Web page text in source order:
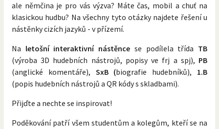
ale němčina je pro vás výzva? Máte čas, mobil a chuť na
klasickou hudbu? Na všechny tyto otázky najdete řešení u
nástěnky cizích jazyků - v přízemí.
Na letošní interaktivní nástěnce se podílela třída TB
(výroba 3D hudebních nástrojů, popisy ve frj a spj), PB
(anglické komentáře), SxB (biografie hudebníků), 1.B
(popis hudebních nástrojů a QR kódy s skladbami).
Přijďte a nechte se inspirovat!
Poděkování patří všem studentům a kolegům, kteří se na